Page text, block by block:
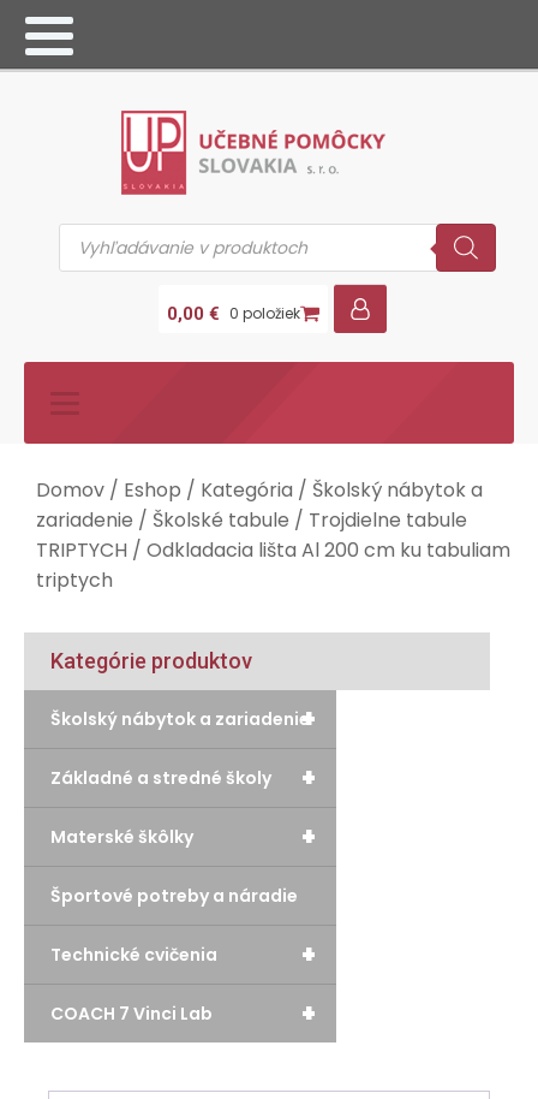
Products
search
0,00 € 0 položiek
Domov / Eshop / Kategória / Školský nábytok a
zariadenie / Školské tabule / Trojdielne tabule
TRIPTYCH / Odkladacia lišta Al 200 cm ku tabuliam
triptych
Kategórie produktov
+
Školský nábytok a zariadenie
+
Základné a stredné školy
+
Materské škôlky
Športové potreby a náradie
+
Technické cvičenia
+
COACH 7 Vinci Lab